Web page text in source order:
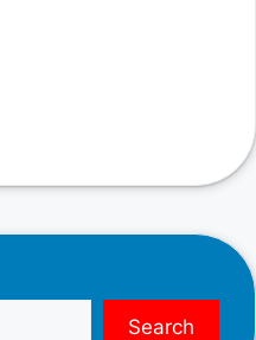
Search